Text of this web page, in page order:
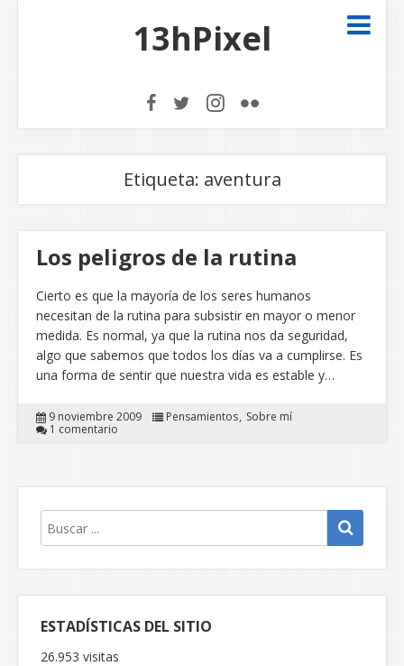
13hPixel
Etiqueta: aventura
Los peligros de la rutina
Cierto es que la mayoría de los seres humanos
necesitan de la rutina para subsistir en mayor o menor
medida. Es normal, ya que la rutina nos da seguridad,
algo que sabemos que todos los días va a cumplirse. Es
una forma de sentir que nuestra vida es estable y…
9 noviembre 2009 Pensamientos Sobre mí
1 comentario
ESTADÍSTICAS DEL SITIO
26.953 visitas